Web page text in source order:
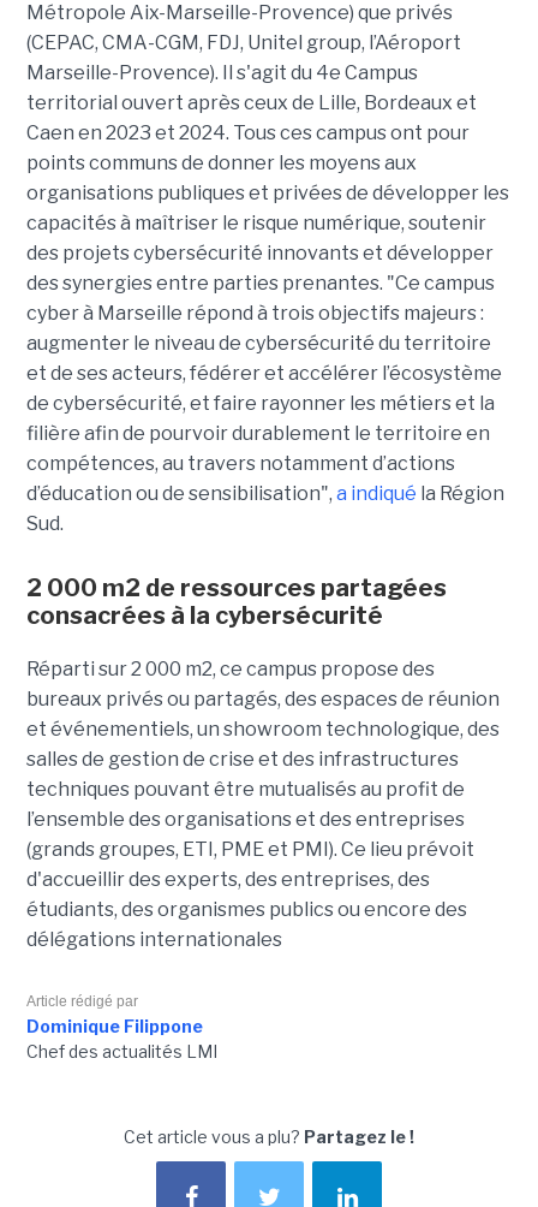
Métropole Aix-Marseille-Provence) que privés
(CEPAC, CMA-CGM, FDJ, Unitel group, l’Aéroport
Marseille-Provence). Il s'agit du 4e Campus
territorial ouvert après ceux de Lille, Bordeaux et
Caen en 2023 et 2024. Tous ces campus ont pour
points communs de donner les moyens aux
organisations publiques et privées de développer les
capacités à maîtriser le risque numérique, soutenir
des projets cybersécurité innovants et développer
des synergies entre parties prenantes. "Ce campus
cyber à Marseille répond à trois objectifs majeurs :
augmenter le niveau de cybersécurité du territoire
et de ses acteurs, fédérer et accélérer l’écosystème
de cybersécurité, et faire rayonner les métiers et la
filière afin de pourvoir durablement le territoire en
compétences, au travers notamment d’actions
d’éducation ou de sensibilisation", a indiqué la Région
Sud.
2 000 m2 de ressources partagées
consacrées à la cybersécurité
Réparti sur 2 000 m2, ce campus propose des
bureaux privés ou partagés, des espaces de réunion
et événementiels, un showroom technologique, des
salles de gestion de crise et des infrastructures
techniques pouvant être mutualisés au profit de
l’ensemble des organisations et des entreprises
(grands groupes, ETI, PME et PMI). Ce lieu prévoit
d'accueillir des experts, des entreprises, des
étudiants, des organismes publics ou encore des
délégations internationales
Article rédigé par
Dominique Filippone
Chef des actualités LMI
Cet article vous a plu? Partagez le !